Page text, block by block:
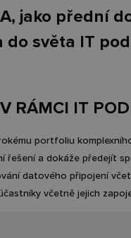
jako přední
do světa IT
RÁMCI IT
portfoliu
řešení a dokáže předejít
datového připojení
včetně jejich